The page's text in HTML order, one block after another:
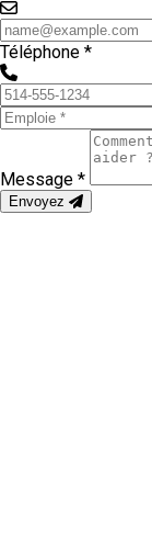
Téléphone *
Message *
Envoyez